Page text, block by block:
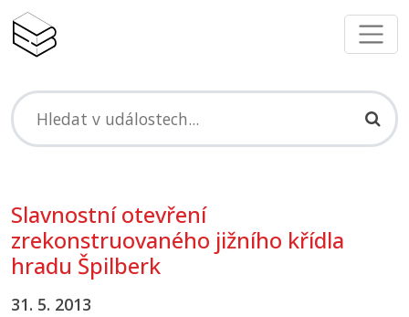
Slavnostní otevření
zrekonstruovaného jižního křídla
hradu Špilberk
31. 5. 2013